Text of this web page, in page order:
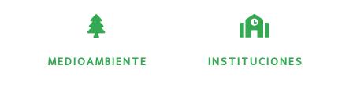
MEDIOAMBIENTE INSTITUCIONES